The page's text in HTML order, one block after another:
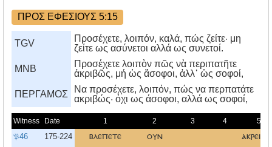
ΠΡΟΣ ΕΦΕΣΙΟΥΣ 5:15
TGV
Προσέχετε, λοιπόν, καλά, πώς ζείτε· μη
ζείτε ως ασύνετοι αλλά ως συνετοί.
MNB
Προσέχετε λοιπὸν πῶς νὰ περιπατῆτε
ἀκριβῶς, μή ὡς ἄσοφοι, ἀλλ᾿ ὡς σοφοί,
ΠΕΡΓΑΜΟΣ
Nα προσέχετε, λοιπόν, πώς να περπατάτε
ακριβώς· όχι ως άσοφοι, αλλά ως σοφοί,
Witness Date 1 2 3 4 5
𝔓46 175-224 βλεπετε ουν